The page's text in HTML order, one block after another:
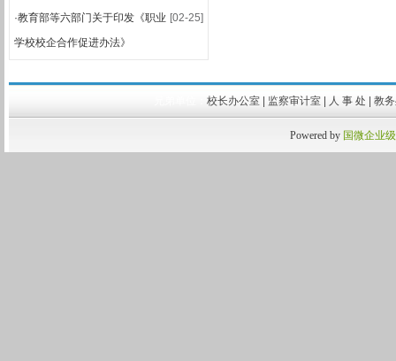
[02-25]
·教育部等六部门关于印发《职业
学校校企合作促进办法》
校长办公室| 监察审计室| 人 事 处 教
Powered by 国微企业